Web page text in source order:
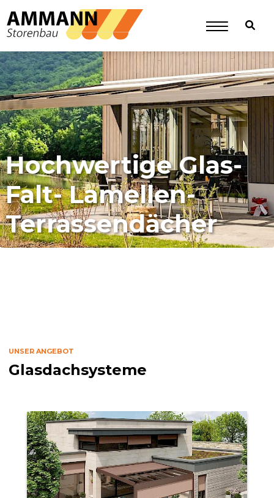
Hochwertige Glas-
Falt- Lamellen-
Terrassendächer
UNSER ANGEBOT
Glasdachsysteme